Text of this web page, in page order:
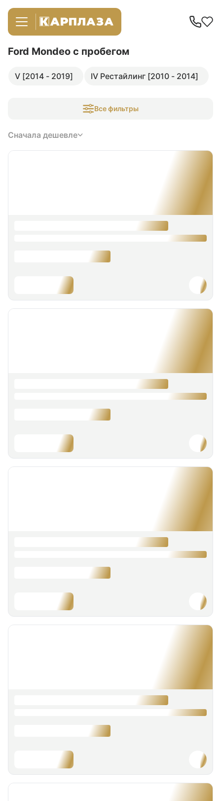
Ford Mondeo с пробегом
V [2014 - 2019] IV Рестайлинг [2010 - 2014]
Все фильтры
Сначала дешевле